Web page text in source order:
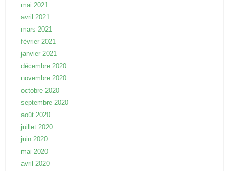
mai 2021
avril 2021
mars 2021
février 2021
janvier 2021
décembre 2020
novembre 2020
octobre 2020
septembre 2020
août 2020
juillet 2020
juin 2020
mai 2020
avril 2020